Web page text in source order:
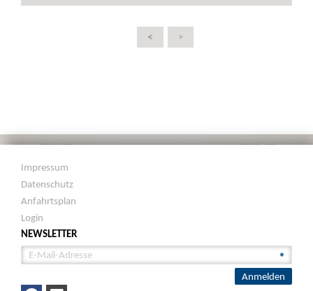
< >
Impressum
Datenschutz
Anfahrtsplan
Login
NEWSLETTER